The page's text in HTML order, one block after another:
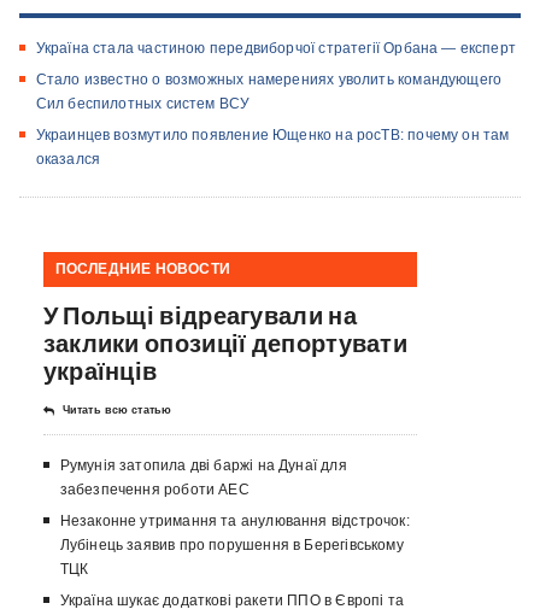
Україна стала частиною передвиборчої стратегії Орбана — експерт
Стало известно о возможных намерениях уволить командующего
Сил беспилотных систем ВСУ
Украинцев возмутило появление Ющенко на росТВ: почему он там
оказался
ПОСЛЕДНИЕ НОВОСТИ
У Польщі відреагували на
заклики опозиції депортувати
українців
Читать всю статью
Румунія затопила дві баржі на Дунаї для
забезпечення роботи АЕС
Незаконне утримання та анулювання відстрочок:
Лубінець заявив про порушення в Берегівському
ТЦК
Україна шукає додаткові ракети ППО в Європі та